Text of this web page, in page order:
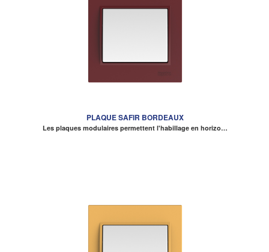
PLAQUE SAFIR BORDEAUX
Les plaques modulaires permettent l'habillage en horizo…